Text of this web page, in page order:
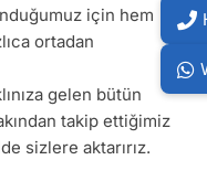
için hem
ortadan
gelen bütün
takip ettiğimiz
sizlere aktarırız.